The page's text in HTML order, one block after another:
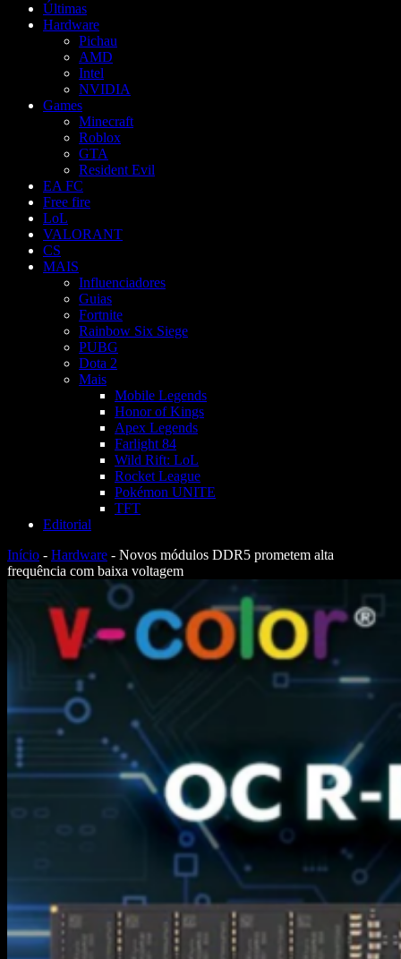
Últimas
Hardware
Pichau
AMD
Intel
NVIDIA
Games
Minecraft
Roblox
GTA
Resident Evil
EA FC
Free fire
LoL
VALORANT
CS
MAIS
Influenciadores
Guias
Fortnite
Rainbow Six Siege
PUBG
Dota 2
Mais
Mobile Legends
Honor of Kings
Apex Legends
Farlight 84
Wild Rift: LoL
Rocket League
Pokémon UNITE
TFT
Editorial
Início - Hardware - Novos módulos DDR5 prometem alta
frequência com baixa voltagem